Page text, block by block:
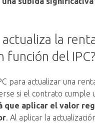
actualiza la
función del IPC?
para actualizar una
si el contrato cumple
que aplicar el valor
. Al aplicar la